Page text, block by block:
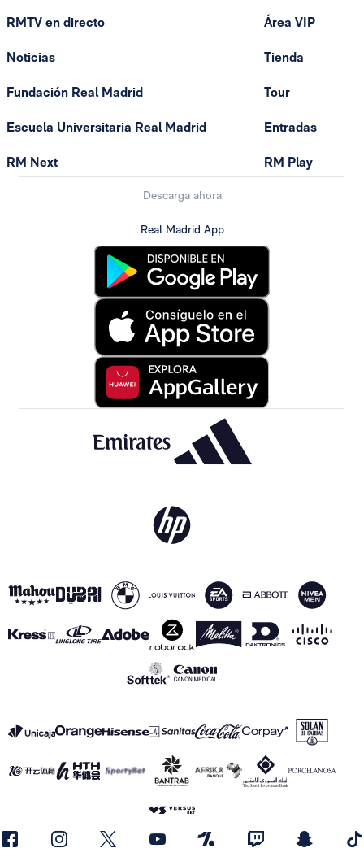
RMTV en directo
Noticias
Fundación Real Madrid
Escuela Universitaria Real Madrid
RM Next
Área VIP
Tienda
Tour
Entradas
RM Play
Descarga ahora
Real Madrid App